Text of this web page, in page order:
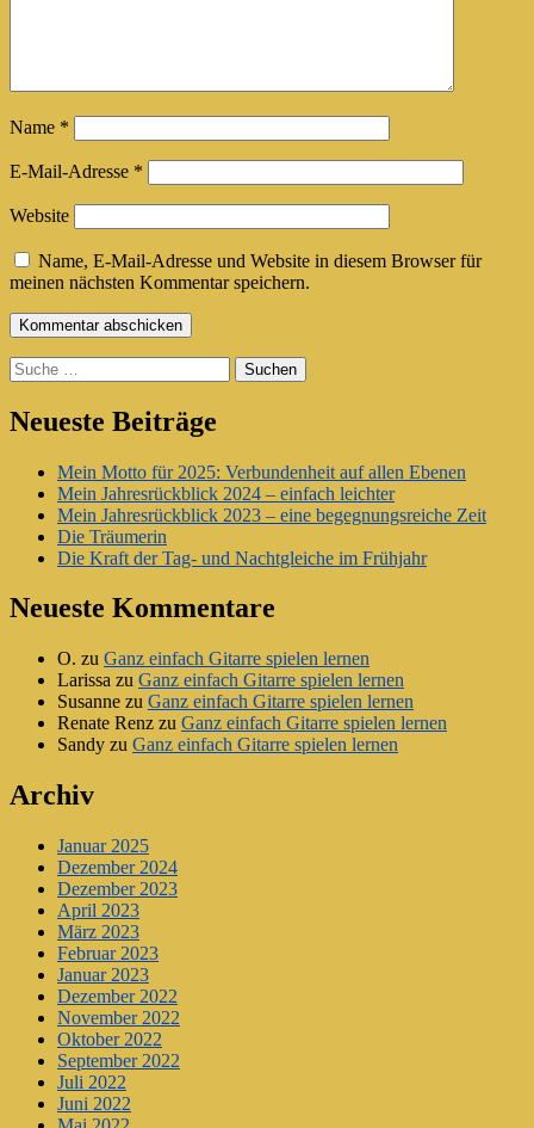
Name *
E-Mail-Adresse *
Website
Name, E-Mail-Adresse und Website in diesem Browser für
meinen nächsten Kommentar speichern.
Suche
Neueste Beiträge
Mein Motto für 2025: Verbundenheit auf allen Ebenen
Mein Jahresrückblick 2024 – einfach leichter
Mein Jahresrückblick 2023 – eine begegnungsreiche Zeit
Die Träumerin
Die Kraft der Tag- und Nachtgleiche im Frühjahr
Neueste Kommentare
O. zu Ganz einfach Gitarre spielen lernen
Larissa zu Ganz einfach Gitarre spielen lernen
Susanne zu Ganz einfach Gitarre spielen lernen
Renate Renz zu Ganz einfach Gitarre spielen lernen
Sandy zu Ganz einfach Gitarre spielen lernen
Archiv
Januar 2025
Dezember 2024
Dezember 2023
April 2023
März 2023
Februar 2023
Januar 2023
Dezember 2022
November 2022
Oktober 2022
September 2022
Juli 2022
Juni 2022